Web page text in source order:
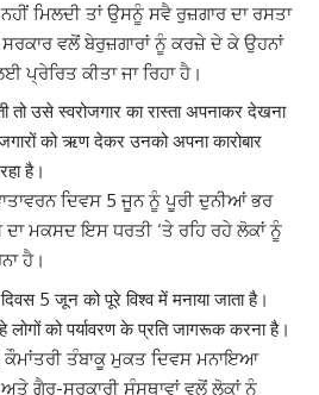
ਮਿਲਦੀ ਤਾਂ ਉਸਨੂੰ ਸਵੈ ਰੁਜ਼ਗਾਰ ਦਾ ਰਸਤਾ
ਵਲੋਂ ਬੇਰੁਜ਼ਗਾਰਾਂ ਨੂੰ ਕਰਜ਼ੇ ਦੇ ਕੇ ਉਹਨਾਂ
ਕੀਤਾ ਜਾ ਰਿਹਾ ਹੈ।
तो उसे स्वरोजगार का रास्ता अपनाकर देखना
को ऋण देकर उनको अपना कारोबार
है।
ਦਿਵਸ 5 ਜੂਨ ਨੂੰ ਪੂਰੀ ਦੁਨੀਆਂ ਭਰ
ਮਕਸਦ ਇਸ ਧਰਤੀ ‘ਤੇ ਰਹਿ ਰਹੇ ਲੋਕਾਂ ਨੂੰ
ਹੈ।
दिवस 5 जून को पूरे विश्व में मनाया जाता है।
लोगों को पर्यावरण के प्रति जागरूक करना है।
ਕੌਮਾਂਤਰੀ ਤੰਬਾਕੂ ਮੁਕਤ ਦਿਵਸ ਮਨਾਇਆ
ਗੈਰ-ਸਰਕਾਰੀ ਸੰਸਥਾਵਾਂ ਵਲੋਂ ਲੋਕਾਂ ਨੂੰ